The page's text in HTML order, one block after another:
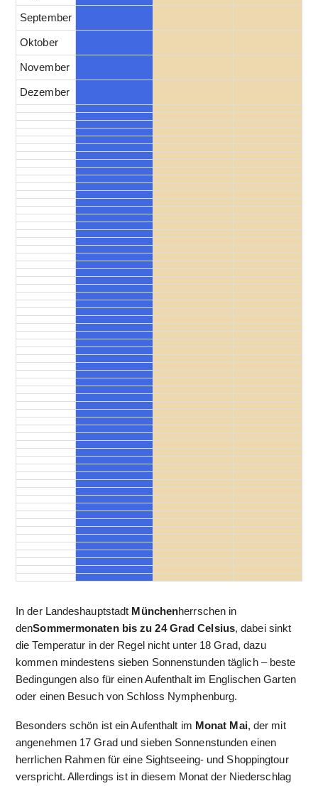
September
Oktober
November
Dezember
In der Landeshauptstadt Münchenherrschen in
denSommermonaten bis zu 24 Grad Celsius, dabei sinkt
die Temperatur in der Regel nicht unter 18 Grad, dazu
kommen mindestens sieben Sonnenstunden täglich – beste
Bedingungen also für einen Aufenthalt im Englischen Garten
oder einen Besuch von Schloss Nymphenburg.
Besonders schön ist ein Aufenthalt im Monat Mai, der mit
angenehmen 17 Grad und sieben Sonnenstunden einen
herrlichen Rahmen für eine Sightseeing- und Shoppingtour
verspricht. Allerdings ist in diesem Monat der Niederschlag